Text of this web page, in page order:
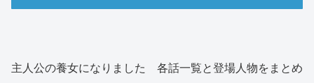
主人公の養女になりました 各話一覧と登場人物をまとめ